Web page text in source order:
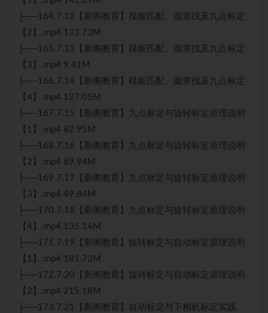
├──164.7.12【新阁教育】模板匹配、圆查找及九点标定
【2】.mp4 133.73M
├──165.7.13【新阁教育】模板匹配、圆查找及九点标定
【3】.mp4 9.41M
├──166.7.14【新阁教育】模板匹配、圆查找及九点标定
【4】.mp4 127.05M
├──167.7.15【新阁教育】九点标定与旋转标定原理说明
【1】.mp4 82.95M
├──168.7.16【新阁教育】九点标定与旋转标定原理说明
【2】.mp4 89.94M
├──169.7.17【新阁教育】九点标定与旋转标定原理说明
【3】.mp4 49.84M
├──170.7.18【新阁教育】九点标定与旋转标定原理说明
【4】.mp4 135.14M
├──171.7.19【新阁教育】旋转标定与自动标定原理说明
【1】.mp4 181.73M
├──172.7.20【新阁教育】旋转标定与自动标定原理说明
【2】.mp4 215.18M
├──173.7.21【新阁教育】自动标定与下相机标定实践